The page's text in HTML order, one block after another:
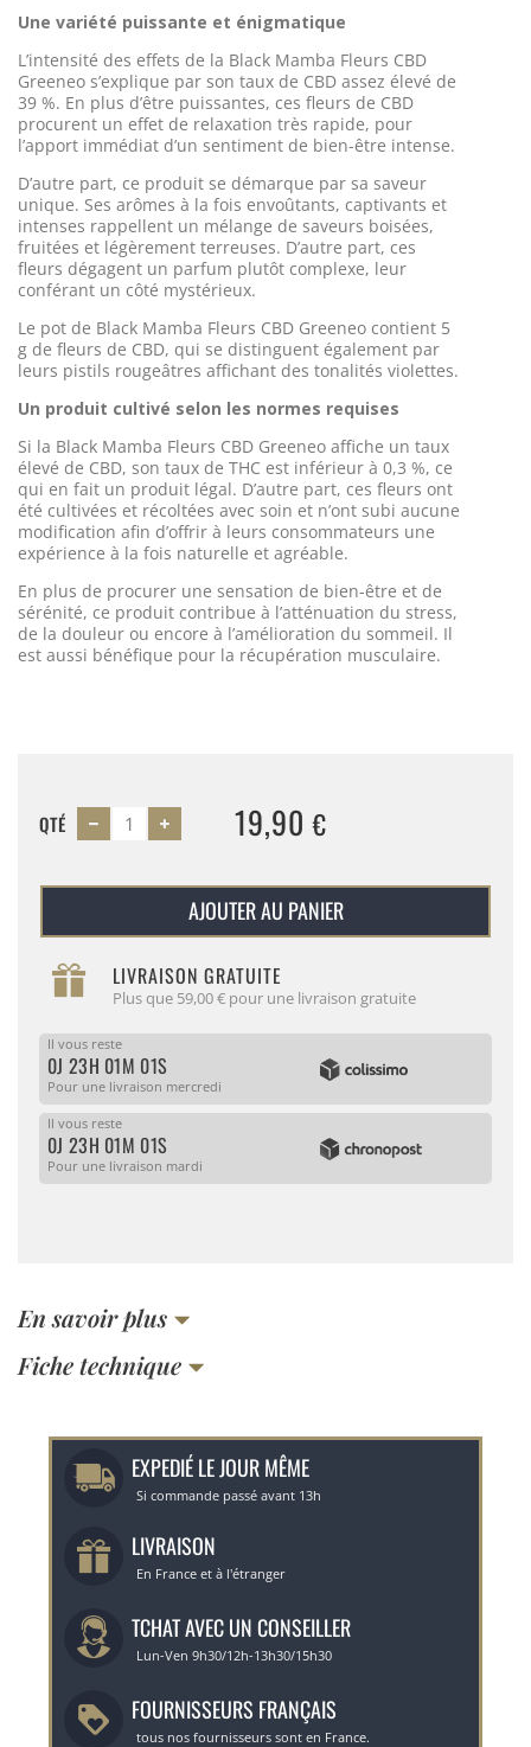
Une variété puissante et énigmatique
L’intensité des effets de la Black Mamba Fleurs CBD
Greeneo s’explique par son taux de CBD assez élevé de
39 %. En plus d’être puissantes, ces fleurs de CBD
procurent un effet de relaxation très rapide, pour
l’apport immédiat d’un sentiment de bien-être intense.
D’autre part, ce produit se démarque par sa saveur
unique. Ses arômes à la fois envoûtants, captivants et
intenses rappellent un mélange de saveurs boisées,
fruitées et légèrement terreuses. D’autre part, ces
fleurs dégagent un parfum plutôt complexe, leur
conférant un côté mystérieux.
Le pot de Black Mamba Fleurs CBD Greeneo contient 5
g de fleurs de CBD, qui se distinguent également par
leurs pistils rougeâtres affichant des tonalités violettes.
Un produit cultivé selon les normes requises
Si la Black Mamba Fleurs CBD Greeneo affiche un taux
élevé de CBD, son taux de THC est inférieur à 0,3 %, ce
qui en fait un produit légal. D’autre part, ces fleurs ont
été cultivées et récoltées avec soin et n’ont subi aucune
modification afin d’offrir à leurs consommateurs une
expérience à la fois naturelle et agréable.
En plus de procurer une sensation de bien-être et de
sérénité, ce produit contribue à l’atténuation du stress,
de la douleur ou encore à l’amélioration du sommeil. Il
est aussi bénéfique pour la récupération musculaire.
QTÉ 19,90€
AJOUTER AU PANIER
LIVRAISON GRATUITE
Plus que 59,00 € pour une livraison gratuite
Il vous reste
0J 23H 01M 01S
Pour une livraison mercredi
Il vous reste
0J 23H 01M 01S
Pour une livraison mardi
En savoir plus
Fiche technique
EXPEDIÉ LE JOUR MÊME
Si commande passé avant 13h
LIVRAISON
En France et à l'étranger
TCHAT AVEC UN CONSEILLER
Lun-Ven 9h30/12h-13h30/15h30
FOURNISSEURS FRANÇAIS
tous nos fournisseurs sont en France.